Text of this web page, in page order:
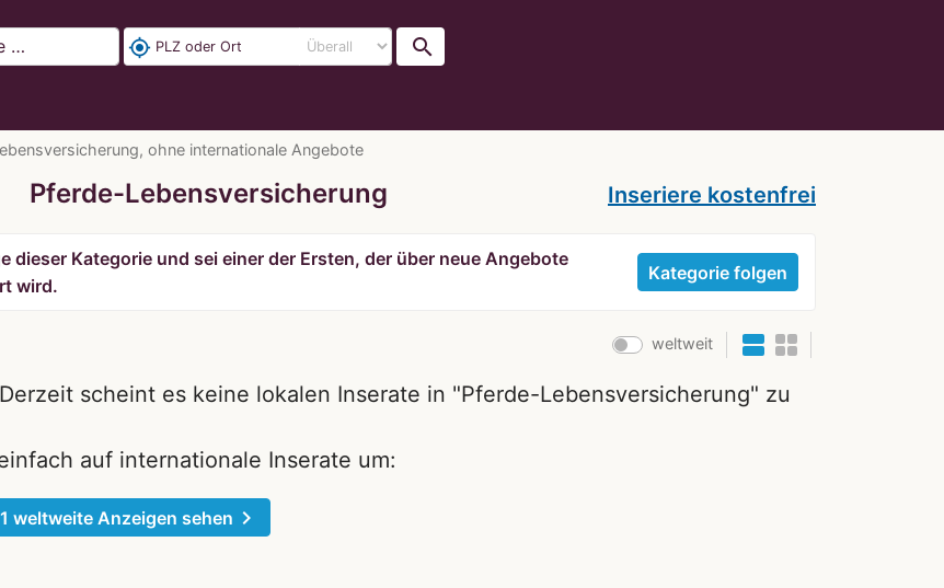
my_location search
ohne internationale Angebote
Pferde-Lebensversicherung Inseriere kostenfrei
dieser Kategorie und sei einer der Ersten, der über neue Angebote
wird.
Kategorie folgen
weltweit
scheint es keine lokalen Inserate in "Pferde-Lebensversicherung" zu
auf internationale Inserate um:
weltweite Anzeigen sehen chevron_right